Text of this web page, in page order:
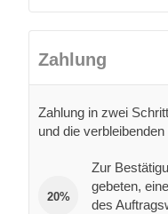
Zahlung
Zahlung in zwei
und die
20%
Zur
gebeten,
des